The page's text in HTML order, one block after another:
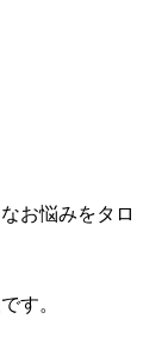
お悩みをタロ
す。